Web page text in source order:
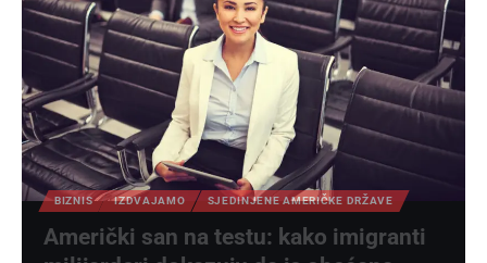
BIZNIS IZDVAJAMO SJEDINJENE AMERIČKE DRŽAVE
Američki san na testu: kako imigranti